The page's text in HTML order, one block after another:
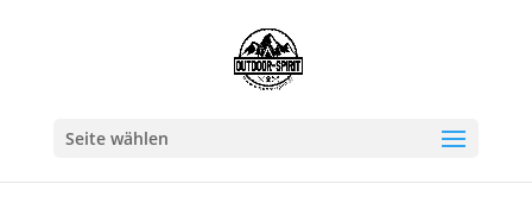
Seite wählen